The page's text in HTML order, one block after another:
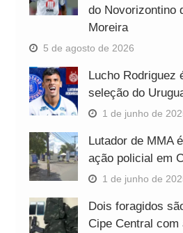
do Novorizontino
Moreira
5 de agosto de 2026
Lucho Rodriguez
seleção do
1 de junho de
Lutador de MMA
ação policial em
1 de junho de
Dois foragidos
Cipe Central